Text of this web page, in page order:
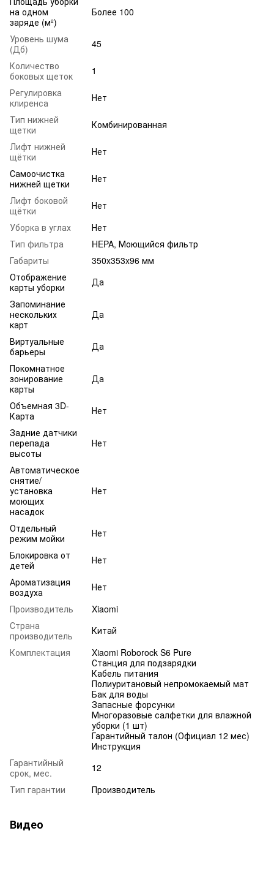
на одном
заряде (м²)
Более 100
Уровень шума
(Дб)
45
Количество
боковых щеток
1
Регулировка
клиренса
Нет
Тип нижней
щетки
Комбинированная
Лифт нижней
щётки
Нет
Самоочистка
нижней щетки
Нет
Лифт боковой
щётки
Нет
Уборка в углах
Нет
Тип фильтра
HEPA, Моющийся фильтр
Габариты
350x353x96 мм
Отображение
карты уборки
Да
Запоминание
нескольких
карт
Да
Виртуальные
барьеры
Да
Покомнатное
зонирование
карты
Да
Объемная 3D-
Карта
Нет
Задние датчики
перепада
высоты
Нет
Автоматическое
снятие/
установка
моющих
насадок
Нет
Отдельный
режим мойки
Нет
Блокировка от
детей
Нет
Ароматизация
воздуха
Нет
Производитель
Xiaomi
Страна
производитель
Китай
Комплектация
Xiaomi Roborock S6 Pure
Станция для подзарядки
Кабель питания
Полиуритановый непромокаемый мат
Бак для воды
Запасные форсунки
Многоразовые салфетки для влажной
уборки (1 шт)
Гарантийный талон (Официал 12 мес)
Инструкция
Гарантийный
срок, мес.
12
Тип гарантии
Производитель
Видео